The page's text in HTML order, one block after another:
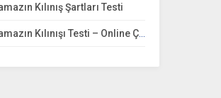
Kılınış Şartları Testi
Kılınışı Testi – Online Çöz